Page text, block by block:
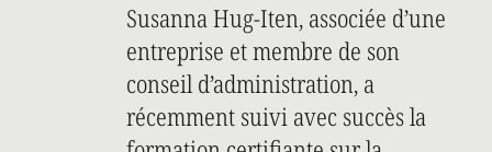
Susanna Hug-Iten, associée d’une
entreprise et membre de son
conseil d’administration, a
récemment suivi avec succès la